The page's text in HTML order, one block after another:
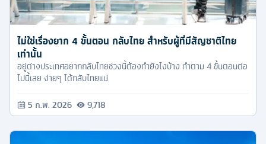
ไม่ใช่เรื่องยาก 4 ขั้นตอน กลับไทย สำหรับผู้ที่มีสัญชาติไทย
เท่านั้น
อยู่ต่างประเทศอยากกลับไทยช่วงนี้ต้องทำยังไงบ้าง ทำตาม 4 ขั้นตอนต่อ
ไปนี้เลย ง่ายๆ ได้กลับไทยแน่
5 ก.พ. 2026 9,718